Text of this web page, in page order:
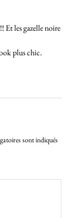
Et les gazelle noire
plus chic.
sont indiqués